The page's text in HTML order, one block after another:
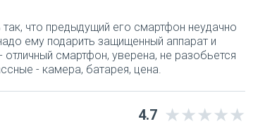
что предыдущий его смартфон неудачно
ему подарить защищенный аппарат и
смартфон, уверена, не разобьется
- камера, батарея, цена.
4.7